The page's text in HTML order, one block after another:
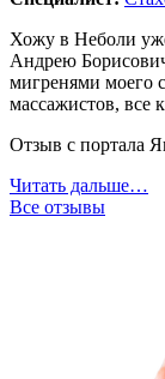
Хожу в Неболи
Андрею
мигренями моего
массажистов, все
Отзыв с портала
Читать дальше…
Все отзывы